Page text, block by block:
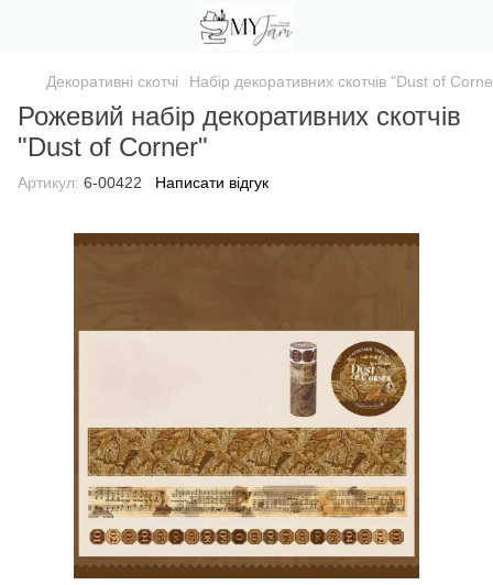
Декоративні скотчі Набір декоративних скотчів "Dust of
Рожевий набір декоративних скотчів
"Dust of Corner"
Артикул: 6-00422 Написати відгук